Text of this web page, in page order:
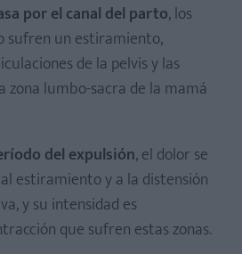
por el canal del parto, los
sufren un estiramiento,
de la pelvis y las
zona lumbo-sacra de la mamá
del expulsión, el dolor se
estiramiento y a la distensión
y su intensidad es
que sufren estas zonas.